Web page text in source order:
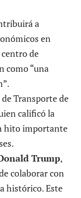
a
en
de
como “una
Transporte de
calificó la
hito importante
Trump,
colaborar con
histórico. Este